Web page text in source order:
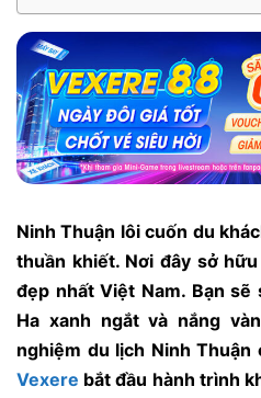
Ninh Thuận lôi cuốn du
thuần khiết. Nơi đây sở
đẹp nhất Việt Nam. Bạn
Ha xanh ngắt và nắng
nghiệm du lịch Ninh
Vexere bắt đầu hành trình